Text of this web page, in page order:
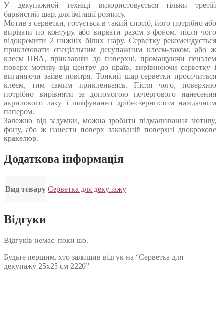
У декупажной техніці використовується тільки третій
барвистий шар, для імітації розпису.
Мотив з серветки, готується в такий спосіб, його потрібно або
вирізати по контуру, або вирвати разом з фоном, після чого
відокремити 2 нижніх білих шару. Серветку рекомендується
приклеювати спеціальним декупажним клеєм-лаком, або ж
клеєм ПВА, приклавши до поверхні, промащуючи пензлем
поверх мотиву від центру до країв, вирівнюючи серветку і
виганяючи зайве повітря. Тонкий шар серветки просочиться
клеєм, тим самим приклеиваясь. Після чого, поверхню
потрібно вирівняти за допомогою почергового нанесення
акрилового лаку і шліфування дрібнозернистим наждачним
папером.
Залежно від задумки, можна зробити підмалювання мотиву,
фону, або ж нанести поверх лакованій поверхні двокрокове
кракелюр.
Додаткова інформація
Вид товару Серветка для декупажу
Відгуки
Відгуків немає, поки що.
Будьте першим, хто залишив відгук на “Серветка для
декупажу 25х25 см 2220”